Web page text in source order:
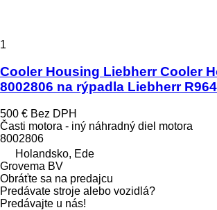
1
Cooler Housing Liebherr Cooler
8002806 na rýpadla Liebherr
500 € Bez DPH
Časti motora - iný náhradný diel motora
8002806
Holandsko, Ede
Grovema BV
Obráťte sa na predajcu
Predávate stroje alebo vozidlá?
Predávajte u nás!